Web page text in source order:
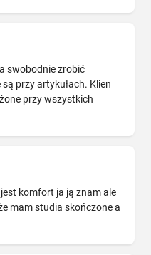
swobodnie zrobić
przy artykułach. Klien
przy wszystkich
komfort ja ją znam ale
mam studia skończone a